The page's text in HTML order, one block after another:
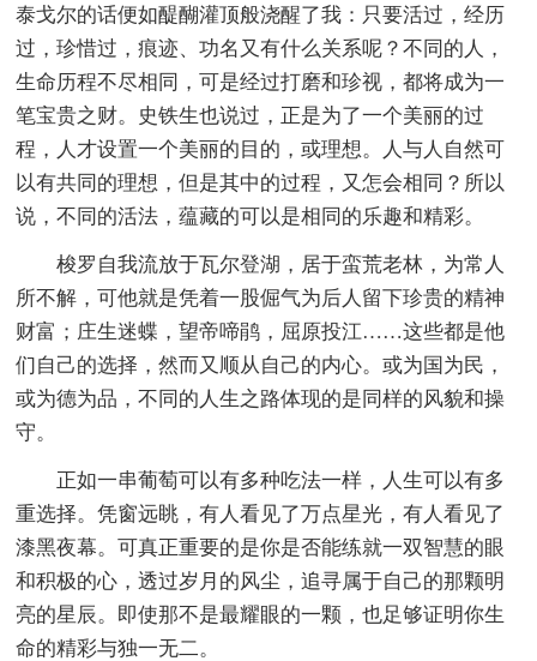
泰戈尔的话便如醍醐灌顶般浇醒了我：只要活过，经历
过，珍惜过，痕迹、功名又有什么关系呢？不同的人，
生命历程不尽相同，可是经过打磨和珍视，都将成为一
笔宝贵之财。史铁生也说过，正是为了一个美丽的过
程，人才设置一个美丽的目的，或理想。人与人自然可
以有共同的理想，但是其中的过程，又怎会相同？所以
说，不同的活法，蕴藏的可以是相同的乐趣和精彩。
梭罗自我流放于瓦尔登湖，居于蛮荒老林，为常人
所不解，可他就是凭着一股倔气为后人留下珍贵的精神
财富；庄生迷蝶，望帝啼鹃，屈原投江……这些都是他
们自己的选择，然而又顺从自己的内心。或为国为民，
或为德为品，不同的人生之路体现的是同样的风貌和操
守。
正如一串葡萄可以有多种吃法一样，人生可以有多
重选择。凭窗远眺，有人看见了万点星光，有人看见了
漆黑夜幕。可真正重要的是你是否能练就一双智慧的眼
和积极的心，透过岁月的风尘，追寻属于自己的那颗明
亮的星辰。即使那不是最耀眼的一颗，也足够证明你生
命的精彩与独一无二。